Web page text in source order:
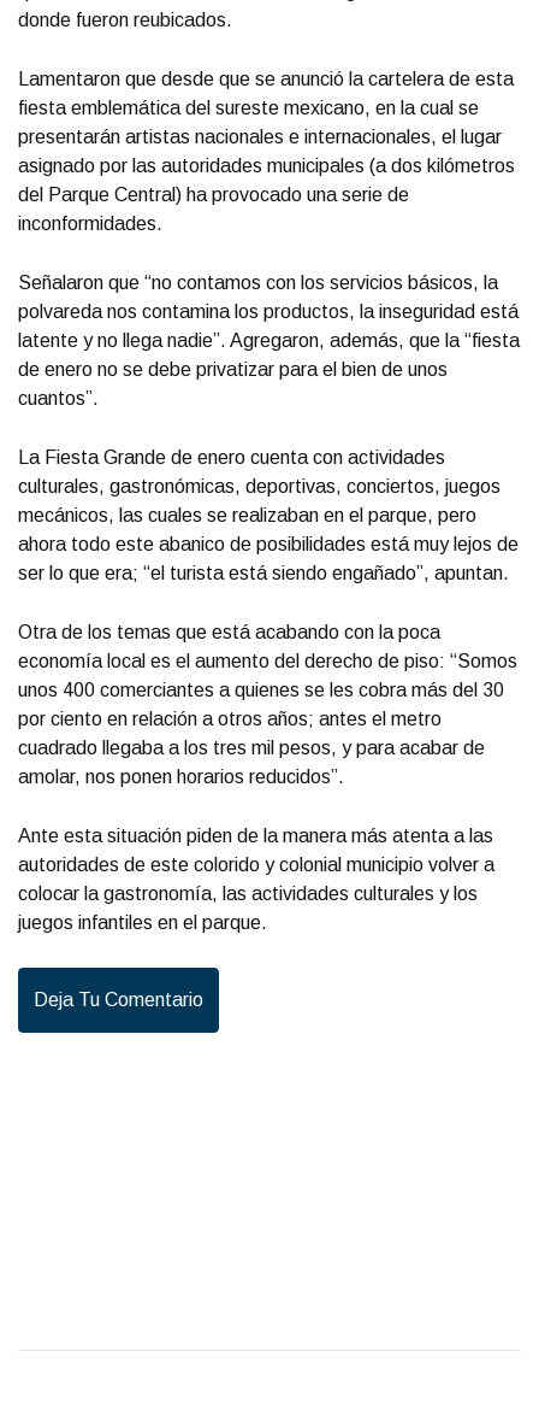
donde fueron reubicados.
Lamentaron que desde que se anunció la cartelera de esta
fiesta emblemática del sureste mexicano, en la cual se
presentarán artistas nacionales e internacionales, el lugar
asignado por las autoridades municipales (a dos kilómetros
del Parque Central) ha provocado una serie de
inconformidades.
Señalaron que “no contamos con los servicios básicos, la
polvareda nos contamina los productos, la inseguridad está
latente y no llega nadie”. Agregaron, además, que la “fiesta
de enero no se debe privatizar para el bien de unos
cuantos”.
La Fiesta Grande de enero cuenta con actividades
culturales, gastronómicas, deportivas, conciertos, juegos
mecánicos, las cuales se realizaban en el parque, pero
ahora todo este abanico de posibilidades está muy lejos de
ser lo que era; “el turista está siendo engañado”, apuntan.
Otra de los temas que está acabando con la poca
economía local es el aumento del derecho de piso: “Somos
unos 400 comerciantes a quienes se les cobra más del 30
por ciento en relación a otros años; antes el metro
cuadrado llegaba a los tres mil pesos, y para acabar de
amolar, nos ponen horarios reducidos”.
Ante esta situación piden de la manera más atenta a las
autoridades de este colorido y colonial municipio volver a
colocar la gastronomía, las actividades culturales y los
juegos infantiles en el parque.
Deja Tu Comentario